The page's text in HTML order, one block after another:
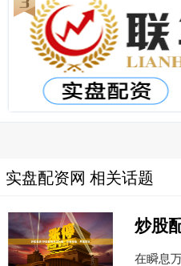
实盘配资网 相关话题
在瞬息